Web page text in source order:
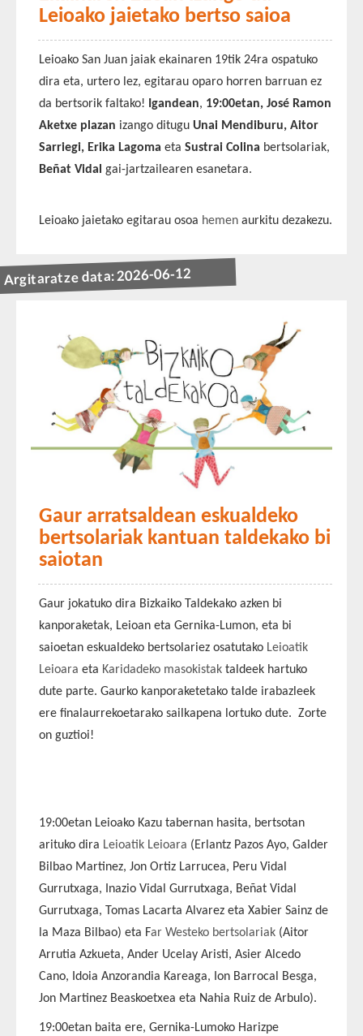
Leioako jaietako bertso saioa
Leioako San Juan jaiak ekainaren 19tik 24ra ospatuko
dira eta, urtero lez, egitarau oparo horren barruan ez
da bertsorik faltako! Igandean, 19:00etan, José Ramon
Aketxe plazan izango ditugu Unai Mendiburu, Aitor
Sarriegi, Erika Lagoma eta Sustrai Colina bertsolariak,
Beñat Vidal gai-jartzailearen esanetara.
Leioako jaietako egitarau osoa hemen aurkitu dezakezu.
Argitaratze data: 2026-06-12
Gaur arratsaldean eskualdeko
bertsolariak kantuan taldekako bi
saiotan
Gaur jokatuko dira Bizkaiko Taldekako azken bi
kanporaketak, Leioan eta Gernika-Lumon, eta bi
saioetan eskualdeko bertsolariez osatutako Leioatik
Leioara eta Karidadeko masokistak taldeek hartuko
dute parte. Gaurko kanporaketetako talde irabazleek
ere finalaurrekoetarako sailkapena lortuko dute. Zorte
on guztioi!
19:00etan Leioako Kazu tabernan hasita, bertsotan
arituko dira Leioatik Leioara (Erlantz Pazos Ayo, Galder
Bilbao Martinez, Jon Ortiz Larrucea, Peru Vidal
Gurrutxaga, Inazio Vidal Gurrutxaga, Beñat Vidal
Gurrutxaga, Tomas Lacarta Alvarez eta Xabier Sainz de
la Maza Bilbao) eta Far Westeko bertsolariak (Aitor
Arrutia Azkueta, Ander Ucelay Aristi, Asier Alcedo
Cano, Idoia Anzorandia Kareaga, Ion Barrocal Besga,
Jon Martinez Beaskoetxea eta Nahia Ruiz de Arbulo).
19:00etan baita ere, Gernika-Lumoko Harizpe